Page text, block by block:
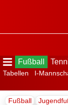
Fußball
Tabellen I-
Verein
Fußball